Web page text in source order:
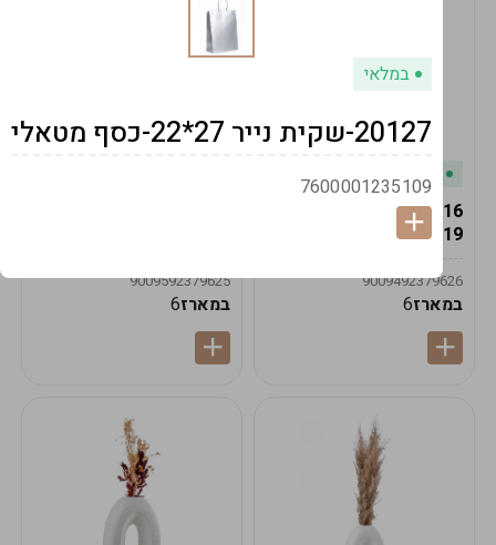
19616-אגרטל הרמס
19ס"מ -קרם
9009492379626
במארז6
9009592379625
במארז6
במלאי
20127-שקית נייר 27*22-כסף מטאלי
7600001235109